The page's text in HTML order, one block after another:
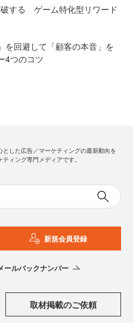
する ゲーム特化型リワード
を回避して「顧客の本音」を
4つのコツ
とした広告／マーケティングの最新動向を
ィング専門メディアです。
新規会員登録
ールバックナンバー
取材掲載のご依頼